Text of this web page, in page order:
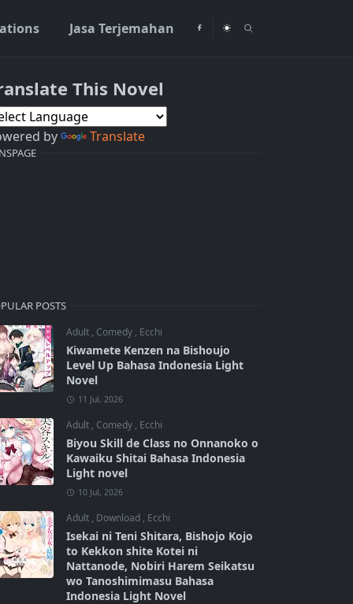
Jasa Terjemahan
This Novel
by Translate
POSTS
Adult , Comedy , Ecchi
Kiwamete Kenzen na Bishoujo
Level Up Bahasa Indonesia Light
Novel
11 Jul, 2026
Adult , Comedy , Ecchi
Biyou Skill de Class no Onnanoko o
Kawaiku Shitai Bahasa Indonesia
Light novel
10 Jul, 2026
Adult , Download , Ecchi
Isekai ni Teni Shitara, Bishojo Kojo
to Kekkon shite Kotei ni
Nattanode, Nobiri Harem Seikatsu
wo Tanoshimimasu Bahasa
Indonesia Light Novel